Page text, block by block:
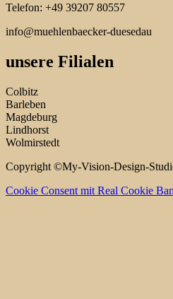
Telefon: +49 39207 80557
info@muehlenbaecker-duesedau
unsere Filialen
Colbitz
Barleben
Magdeburg
Lindhorst
Wolmirstedt
Copyright ©My-Vision-Design-
Cookie Consent mit Real Cookie